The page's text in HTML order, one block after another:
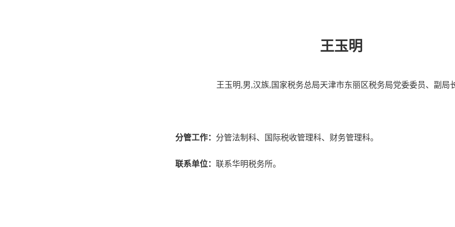
王玉明
王玉明,男,汉族,国家税务总局天津市东丽区税务局党委委员、副局
分管工作： 分管法制科、国际税收管理科、财务管理科。
联系单位： 联系华明税务所。